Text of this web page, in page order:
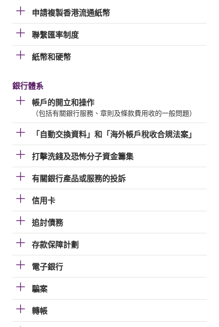
申請複製香港流通紙幣
聯繫匯率制度
紙幣和硬幣
銀行體系
帳戶的開立和操作
（包括有關銀行服務、章則及條款費用收的一般問題）
「自動交換資料」和「海外帳戶稅收合規法案」
打擊洗錢及恐怖分子資金籌集
有關銀行產品或服務的投訴
信用卡
追討債務
存款保障計劃
電子銀行
騙案
轉帳